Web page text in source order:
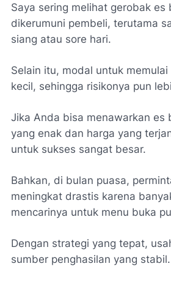
Saya sering melihat gerobak es
dikerumuni pembeli, terutama
siang atau sore hari.
Selain itu, modal untuk
kecil, sehingga risikonya pun
Jika Anda bisa menawarkan es
yang enak dan harga yang
untuk sukses sangat besar.
Bahkan, di bulan puasa,
meningkat drastis karena
mencarinya untuk menu buka
Dengan strategi yang tepat,
sumber penghasilan yang stabil.